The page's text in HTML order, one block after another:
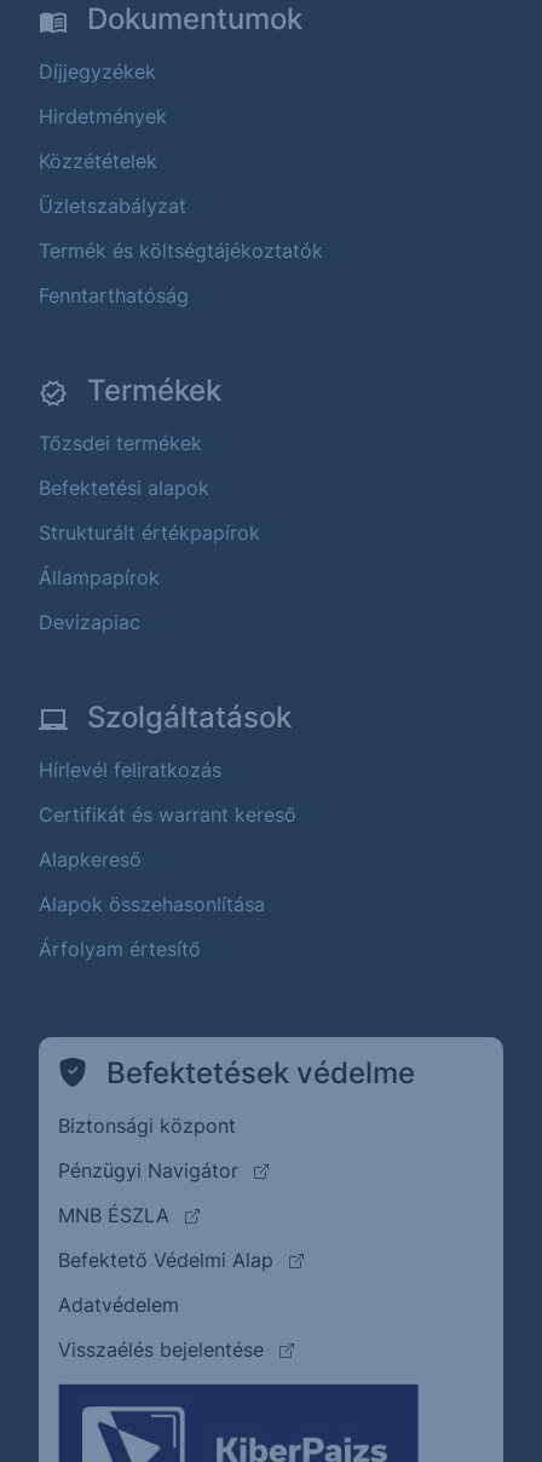
Dokumentumok
Díjjegyzékek
Hirdetmények
Közzétételek
Üzletszabályzat
Termék és költségtájékoztatók
Fenntarthatóság
Termékek
Tőzsdei termékek
Befektetési alapok
Strukturált értékpapírok
Állampapírok
Devizapiac
Szolgáltatások
Hírlevél feliratkozás
Certifikát és warrant kereső
Alapkereső
Alapok összehasonlítása
Árfolyam értesítő
Befektetések védelme
Biztonsági központ
Pénzügyi Navigátor
(külső oldalra ugrik)
MNB ÉSZLA
(külső oldalra ugrik)
Befektető Védelmi Alap
(külső oldalra ugrik)
Adatvédelem
Visszaélés bejelentése
(külső oldalra ugrik)